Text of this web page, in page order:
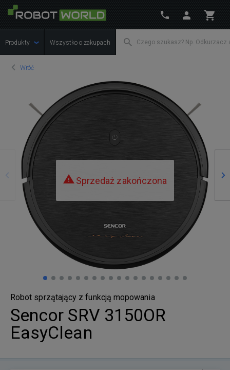
Produkty Wszystko o zakupach
Wróć
Poprzedni
Sprzedaż zakończona
Robot sprzątający z funkcją mopowania
Sencor SRV 3150OR
EasyClean